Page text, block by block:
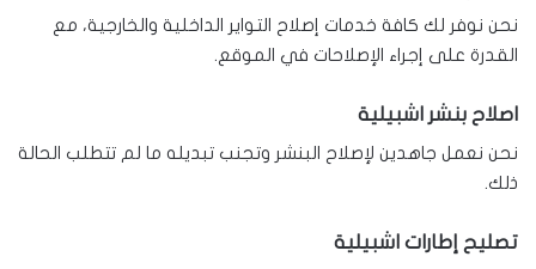
نحن نوفر لك كافة خدمات إصلاح التواير الداخلية والخارجية، مع
القدرة على إجراء الإصلاحات في الموقع.
اصلاح بنشر اشبيلية
نحن نعمل جاهدين لإصلاح البنشر وتجنب تبديله ما لم تتطلب الحالة
ذلك.
تصليح إطارات اشبيلية